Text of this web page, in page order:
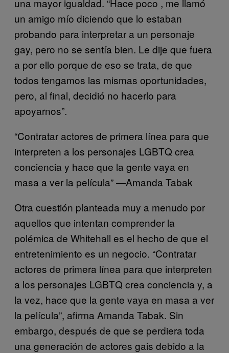
un amigo mío diciendo que lo estaban
probando para interpretar a un personaje
gay, pero no se sentía bien. Le dije que fuera
a por ello porque de eso se trata, de que
todos tengamos las mismas oportunidades,
pero, al final, decidió no hacerlo para
apoyarnos”.
“Contratar actores de primera línea para que
interpreten a los personajes LGBTQ crea
conciencia y hace que la gente vaya en
masa a ver la película” —Amanda Tabak
Otra cuestión planteada muy a menudo por
aquellos que intentan comprender la
polémica de Whitehall es el hecho de que el
entretenimiento es un negocio. “Contratar
actores de primera línea para que interpreten
a los personajes LGBTQ crea conciencia y, a
la vez, hace que la gente vaya en masa a ver
la película”, afirma Amanda Tabak. Sin
embargo, después de que se perdiera toda
una generación de actores gais debido a la